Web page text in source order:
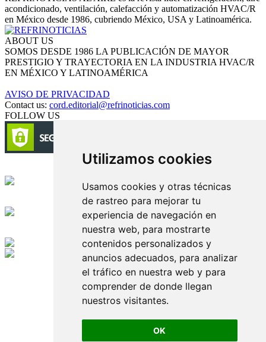
Utilizamos cookies
Usamos cookies y otras técnicas
de rastreo para mejorar tu
experiencia de navegación en
nuestra web, para mostrarte
contenidos personalizados y
anuncios adecuados, para analizar
el tráfico en nuestra web y para
comprender de donde llegan
nuestros visitantes.
OK
acondicionado, ventilación, calefacción y automatización HVAC/R
en México desde 1986, cubriendo México, USA y Latinoamérica.
ABOUT US
SOMOS DESDE 1986 LA PUBLICACIÓN DE MAYOR
PRESTIGIO Y TRAYECTORIA EN LA INDUSTRIA HVAC/R
EN MÉXICO Y LATINOAMÉRICA
AVISO DE PRIVACIDAD
Contact us: cord.editorial@refrinoticias.com
FOLLOW US
Edición digital con tecnología
Playa Revolcadero 222 Col. Reforma Iztaccihuatl Norte C.P. 08810
CIUDAD DE MEXICO
Conmutador CIUDAD DE MEXICO (+52) 555 740 4476, 555 740
© 2000-2026 BURO DE MERCADOTECNIA DEL CENTRO,
S.A. Todos los derechos reservados
Todos los nombres, marcas, logotipos, productos e imagenes
mencionados son propiedad de sus respectivos dueños